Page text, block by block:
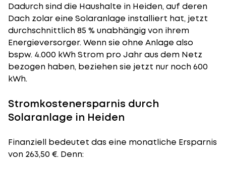
Dadurch sind die Haushalte in Heiden, auf deren
Dach zolar eine Solaranlage installiert hat, jetzt
durchschnittlich 85 % unabhängig von ihrem
Energieversorger. Wenn sie ohne Anlage also
bspw. 4.000 kWh Strom pro Jahr aus dem Netz
bezogen haben, beziehen sie jetzt nur noch 600
kWh.
Stromkostenersparnis durch
Solaranlage in Heiden
Finanziell bedeutet das eine monatliche Ersparnis
von 263,50 €. Denn: